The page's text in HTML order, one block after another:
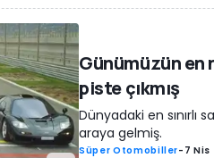
Günümüzün
piste çıkmış
Dünyadaki en
araya gelmiş.
Süper Otomobiller- 7 Nis